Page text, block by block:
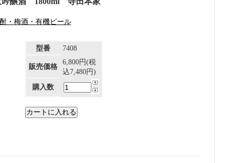
・梅酒・有機ビール
型番 7408
販売価格
6,800円(税
込7,480円)
購入数